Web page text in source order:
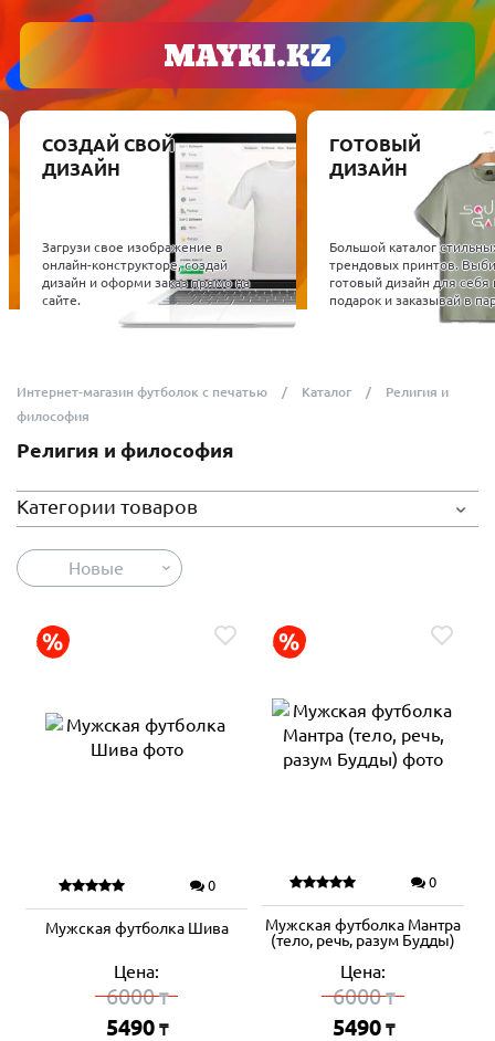
СОЗДАЙ СВОЙ
ДИЗАЙН
Загрузи свое изображение в
онлайн-конструкторе, создай
дизайн и оформи заказ прямо на
сайте.
ГОТОВЫЙ
ДИЗАЙН
Большой каталог
трендовых принтов.
готовый дизайн для себя
подарок и заказывай в
Интернет-магазин футболок с печатью Каталог
Религия и
философия
Религия и философия
Категории товаров
Новые
0
Мужская футболка Шива
Цена:
6000₸
5490 ₸
0
Мужская футболка Мантра
(тело, речь, разум Будды)
Цена:
6000₸
5490 ₸